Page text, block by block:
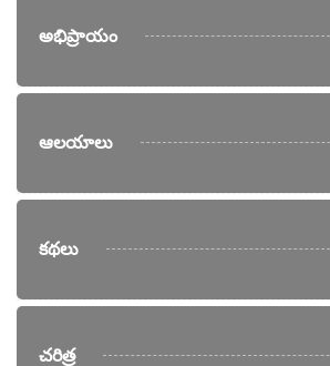
అభిప్రాయం
ఆలయాలు
కథలు
చరిత్ర